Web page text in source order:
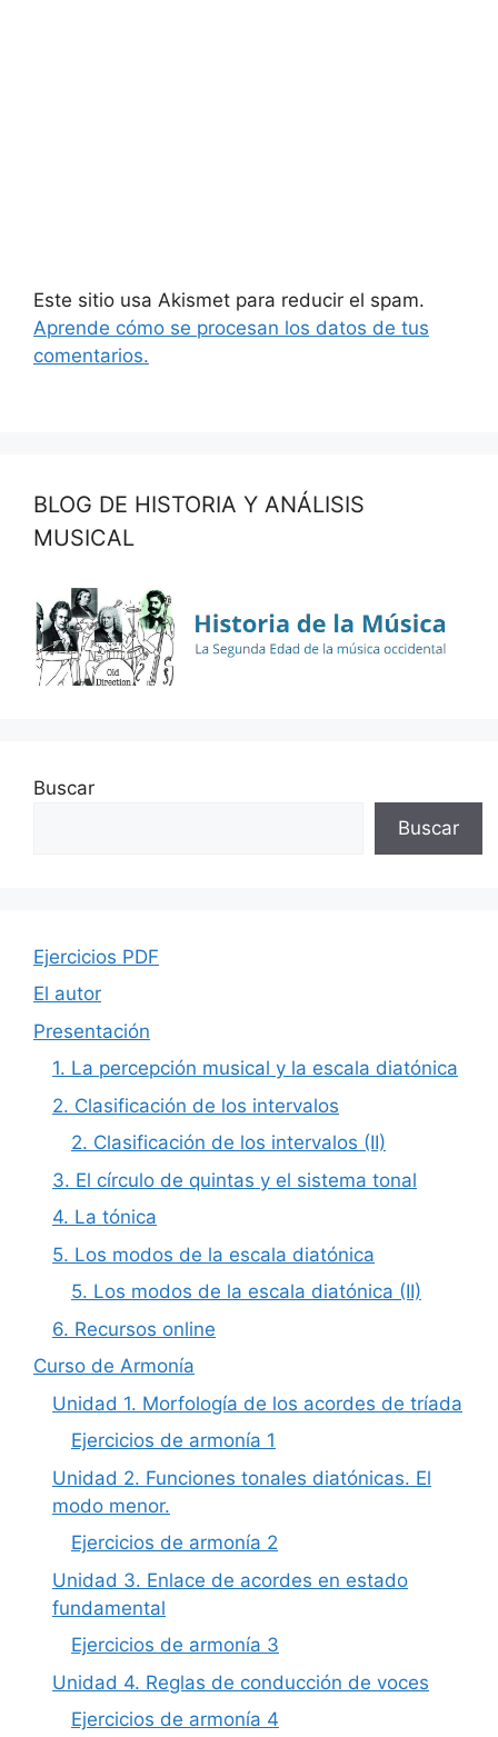
Este sitio usa Akismet para reducir el spam.
Aprende cómo se procesan los datos de tus
comentarios.
BLOG DE HISTORIA Y ANÁLISIS
MUSICAL
Buscar
Buscar
Ejercicios PDF
El autor
Presentación
1. La percepción musical y la escala diatónica
2. Clasificación de los intervalos
2. Clasificación de los intervalos (II)
3. El círculo de quintas y el sistema tonal
4. La tónica
5. Los modos de la escala diatónica
5. Los modos de la escala diatónica (II)
6. Recursos online
Curso de Armonía
Unidad 1. Morfología de los acordes de tríada
Ejercicios de armonía 1
Unidad 2. Funciones tonales diatónicas. El
modo menor.
Ejercicios de armonía 2
Unidad 3. Enlace de acordes en estado
fundamental
Ejercicios de armonía 3
Unidad 4. Reglas de conducción de voces
Ejercicios de armonía 4